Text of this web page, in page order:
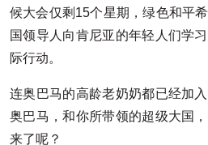
候大会仅剩15个星期，绿色和平
国领导人向肯尼亚的年轻人们学
际行动。
连奥巴马的高龄老奶奶都已经加
奥巴马，和你所带领的超级大国
来了呢？